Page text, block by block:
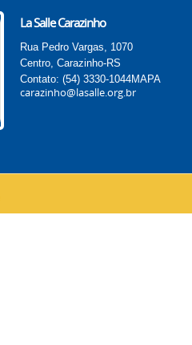
La Salle Carazinho
Rua Pedro Vargas, 1070
Centro, Carazinho-RS
Contato: (54) 3330-1044MAPA
carazinho@lasalle.org.br